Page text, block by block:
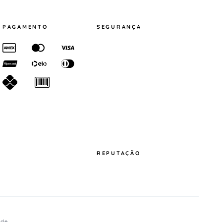
PAGAMENTO SEGURANÇA
REPUTAÇÃO